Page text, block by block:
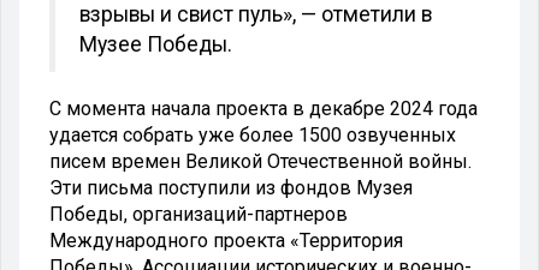
взрывы и свист пуль», — отметили в
Музее Победы.
С момента начала проекта в декабре 2024 года
удается собрать уже более 1500 озвученных
писем времен Великой Отечественной войны.
Эти письма поступили из фондов Музея
Победы, организаций-партнеров
Международного проекта «Территория